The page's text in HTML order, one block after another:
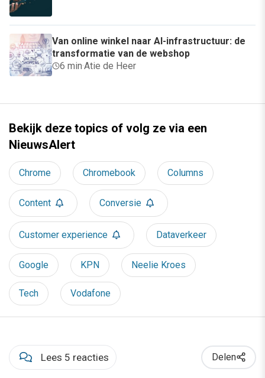
Van online winkel naar AI-infrastructuur: de
transformatie van de webshop
6 min·Atie de Heer
Bekijk deze topics of volg ze via een
NieuwsAlert
Chrome Chromebook Columns
Content Conversie
Customer experience Dataverkeer
Google KPN Neelie Kroes
Tech Vodafone
Lees 5 reacties Delen